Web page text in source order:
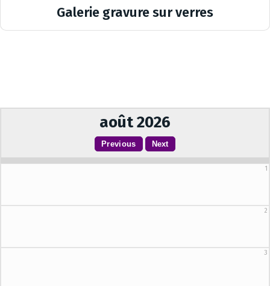
Galerie gravure sur verres
août 2026
1
2
3